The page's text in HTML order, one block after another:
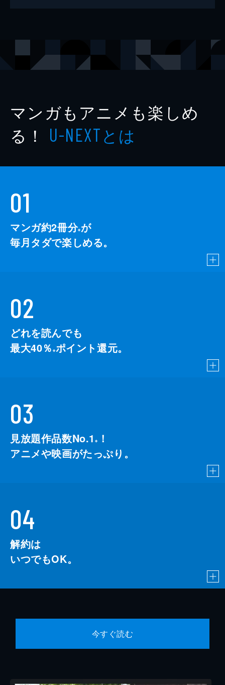
さいきまこ
著者 さわの将
出版社 講談社
マンガもアニメも楽しめ
る！ U-NEXTとは
01
マンガ約2冊分※が
毎月タダで楽しめる。
02
どれを読んでも
最大40％ ※ポイント還元。
03
見放題作品数No.1 ※
！
アニメや映画がたっぷり。
04
解約は
いつでもOK。
今すぐ読む